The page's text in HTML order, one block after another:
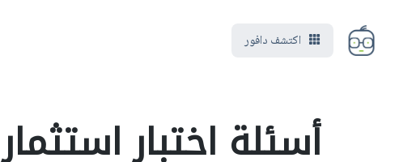
اكتشف دافور
أسئلة اختبار استثمار bus345